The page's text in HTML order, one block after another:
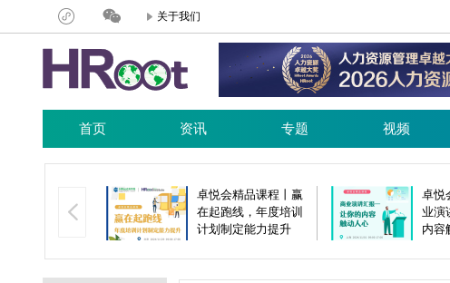
关于我们
首页 资讯 专题 视频
响力（12.6，
卓悦会精品课程丨赢
在起跑线，年度培训
计划制定能力提升
卓悦
业演
内容